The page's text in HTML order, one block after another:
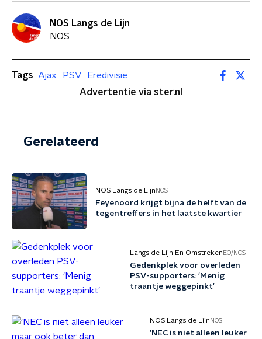
NOS Langs de Lijn
NOS
Tags Ajax PSV
Eredivisie
Advertentie via ster.nl
Gerelateerd
NOS Langs de Lijn NOS
Feyenoord krijgt bijna de helft van de
tegentreffers in het laatste kwartier
Langs de Lijn En Omstreken EO/NOS
Gedenkplek voor overleden
PSV-supporters: 'Menig
traantje weggepinkt'
NOS Langs de Lijn NOS
'NEC is niet alleen leuker